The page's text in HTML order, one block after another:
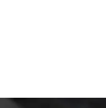
Рекомендую